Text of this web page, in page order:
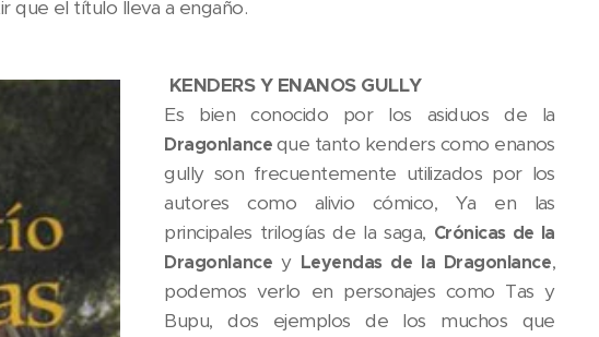
que el título lleva a engaño.
KENDERS Y ENANOS GULLY
Es bien conocido por los asiduos de la
Dragonlanceque tanto kenders como enanos
gully son frecuentemente utilizados por los
autores como alivio cómico, Ya en las
principales trilogías de la saga, Crónicas de la
Dragonlance y Leyendas de la Dragonlance,
podemos verlo en personajes como Tas y
Bupu, dos ejemplos de los muchos que